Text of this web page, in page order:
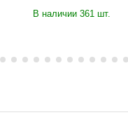
В наличии 361 шт.